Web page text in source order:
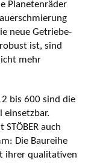
Planetenräder
neue Getriebe-
ist, sind
mehr
bis 600 sind die
einsetzbar.
auch
Die Baureihe
ihrer qualitativen